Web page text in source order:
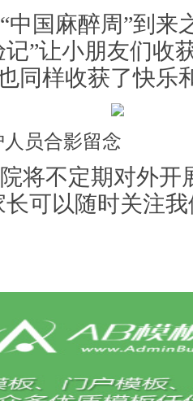
中国麻醉周”到来
”让小朋友们收
同样收获了快乐
员合影留念
不定期对外开
可以随时关注